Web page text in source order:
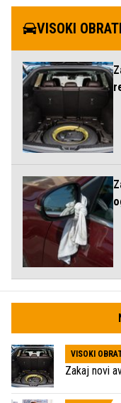
VISOKI OBRATI
VISOKI
Zakaj novi